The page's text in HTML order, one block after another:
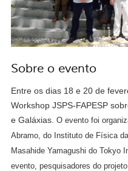
Sobre o evento
Entre os dias 18 e 20 de
Workshop JSPS-FAPESP
e Galáxias. O evento foi
Abramo, do Instituto de Física
Masahide Yamagushi do Tokyo
evento, pesquisadores do